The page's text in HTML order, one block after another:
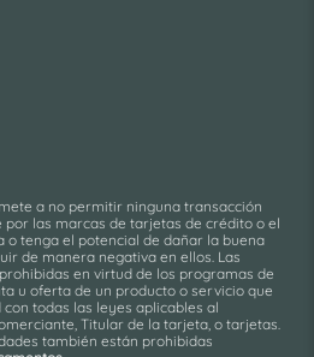
a no permitir ninguna transacción
por las marcas de tarjetas de crédito o el
o tenga el potencial de dañar la buena
de manera negativa en ellos. Las
en virtud de los programas de
u oferta de un producto o servicio que
todas las leyes aplicables al
Titular de la tarjeta, o tarjetas.
también están prohibidas